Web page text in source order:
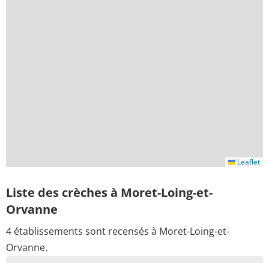
Leaflet
Liste des crèches à Moret-Loing-et-
Orvanne
4 établissements sont recensés à Moret-Loing-et-
Orvanne.